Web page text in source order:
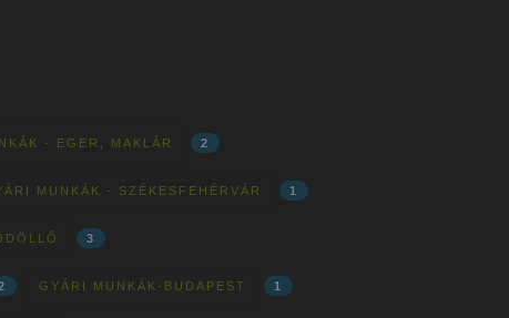
- EGER, MAKLÁR 2
MUNKÁK - SZÉKESFEHÉRVÁR 1
3
GYÁRI MUNKÁK-BUDAPEST 1